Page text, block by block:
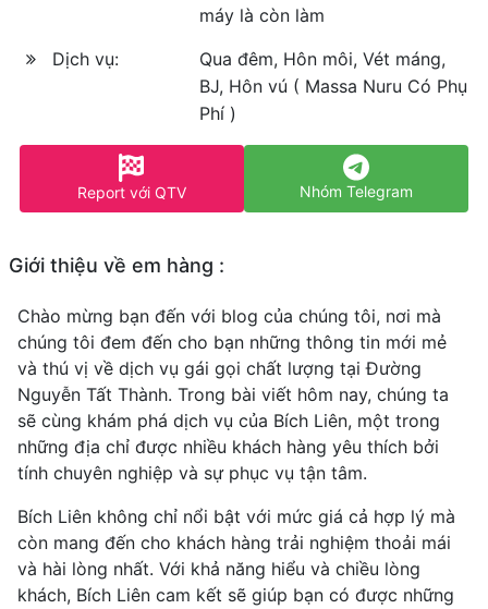
máy là còn làm
Dịch vụ:
Qua đêm, Hôn môi, Vét máng,
BJ, Hôn vú ( Massa Nuru Có Phụ
Phí )
Report với QTV Nhóm Telegram
Giới thiệu về em hàng :
Chào mừng bạn đến với blog của chúng tôi, nơi mà
chúng tôi đem đến cho bạn những thông tin mới mẻ
và thú vị về dịch vụ gái gọi chất lượng tại Đường
Nguyễn Tất Thành. Trong bài viết hôm nay, chúng ta
sẽ cùng khám phá dịch vụ của Bích Liên, một trong
những địa chỉ được nhiều khách hàng yêu thích bởi
tính chuyên nghiệp và sự phục vụ tận tâm.
Bích Liên không chỉ nổi bật với mức giá cả hợp lý mà
còn mang đến cho khách hàng trải nghiệm thoải mái
và hài lòng nhất. Với khả năng hiểu và chiều lòng
khách, Bích Liên cam kết sẽ giúp bạn có được những